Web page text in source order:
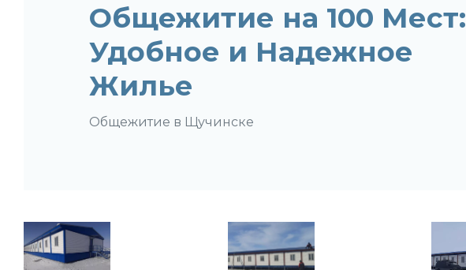
Общежитие на 100 Мест:
Удобное и Надежное
Жилье
Общежитие в Щучинске